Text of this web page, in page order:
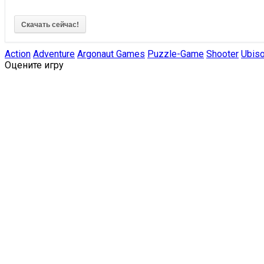
Скачать сейчас!
Action Adventure Argonaut Games Puzzle-Game Shooter
Оцените игру